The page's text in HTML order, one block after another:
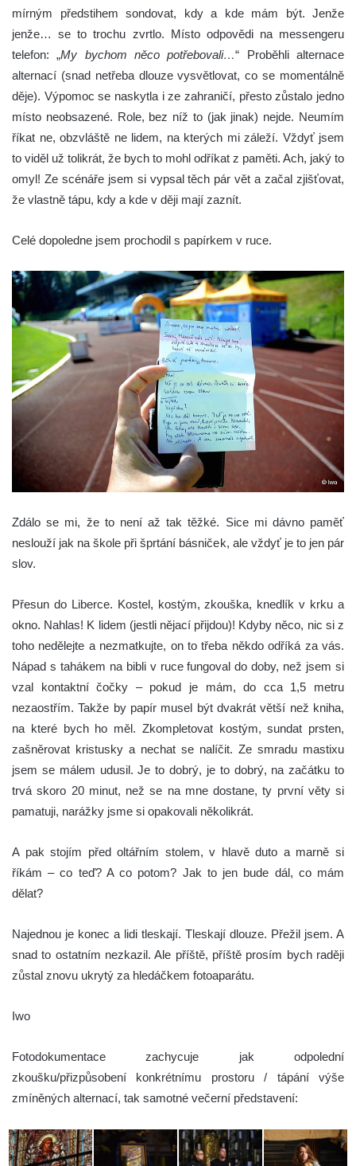
mírným předstihem sondovat, kdy a kde mám být. Jenže
jenže… se to trochu zvrtlo. Místo odpovědi na messengeru
telefon: „My bychom něco potřebovali…“ Proběhli alternace
alternací (snad netřeba dlouze vysvětlovat, co se momentálně
děje). Výpomoc se naskytla i ze zahraničí, přesto zůstalo jedno
místo neobsazené. Role, bez níž to (jak jinak) nejde. Neumím
říkat ne, obzvláště ne lidem, na kterých mi záleží. Vždyť jsem
to viděl už tolikrát, že bych to mohl odříkat z paměti. Ach, jaký to
omyl! Ze scénáře jsem si vypsal těch pár vět a začal zjišťovat,
že vlastně tápu, kdy a kde v ději mají zaznít.
Celé dopoledne jsem prochodil s papírkem v ruce.
Zdálo se mi, že to není až tak těžké. Sice mi dávno paměť
neslouží jak na škole při šprtání básniček, ale vždyť je to jen pár
slov.
Přesun do Liberce. Kostel, kostým, zkouška, knedlík v krku a
okno. Nahlas! K lidem (jestli nějací přijdou)! Kdyby něco, nic si z
toho nedělejte a nezmatkujte, on to třeba někdo odříká za vás.
Nápad s tahákem na bibli v ruce fungoval do doby, než jsem si
vzal kontaktní čočky – pokud je mám, do cca 1,5 metru
nezaostřím. Takže by papír musel být dvakrát větší než kniha,
na které bych ho měl. Zkompletovat kostým, sundat prsten,
zašněrovat kristusky a nechat se nalíčit. Ze smradu mastixu
jsem se málem udusil. Je to dobrý, je to dobrý, na začátku to
trvá skoro 20 minut, než se na mne dostane, ty první věty si
pamatuji, narážky jsme si opakovali několikrát.
A pak stojím před oltářním stolem, v hlavě duto a marně si
říkám – co teď? A co potom? Jak to jen bude dál, co mám
dělat?
Najednou je konec a lidi tleskají. Tleskají dlouze. Přežil jsem. A
snad to ostatním nezkazil. Ale příště, příště prosím bych raději
zůstal znovu ukrytý za hledáčkem fotoaparátu.
Iwo
Fotodokumentace zachycuje jak odpolední
zkoušku/přizpůsobení konkrétnímu prostoru / tápání výše
zmíněných alternací, tak samotné večerní představení: